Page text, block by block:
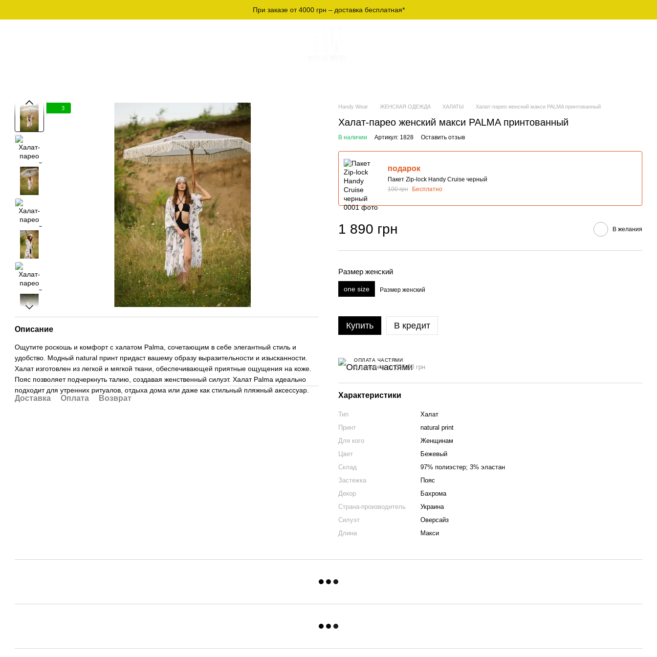
При заказе от 4000 грн – доставка бесплатная*
3
Описание
Ощутите роскошь и комфорт с халатом Palma, сочетающим в себе элегантный стиль и
удобство. Модный natural принт придаст вашему образу выразительности и изысканности.
Халат изготовлен из легкой и мягкой ткани, обеспечивающей приятные ощущения на коже.
Пояс позволяет подчеркнуть талию, создавая женственный силуэт. Халат Palma идеально
подходит для утренних ритуалов, отдыха дома или даже как стильный пляжный аксессуар.
Доставка Оплата Возврат
Handy Wear ЖЕНСКАЯ ОДЕЖДА ХАЛАТЫ Халат-парео женский макси PALMA принтованный
Халат-парео женский макси PALMA принтованный
В наличии Артикул: 1828 Оставить отзыв
подарок
Пакет Zip-lock Handy Cruise черный
100 грн
Бесплатно
1 890 грн В желания
Размер женский
one size Размер женский
Купить В кредит
ОПЛАТА ЧАСТЯМИ
3 платежа по 630.00 грн
Характеристики
Тип
Халат
Принт
natural print
Для кого
Женщинам
Цвет
Бежевый
Склад
97% полиэстер; 3% эластан
Застежка
Пояс
Декор
Бахрома
Страна-производитель
Украина
Силуэт
Оверсайз
Длина
Макси